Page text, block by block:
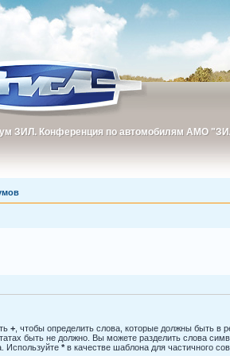
ЗИЛ. Конференция по автомобилям АМО
ЗИЛ. Конференция по автомобилям АМО
+ , чтобы определить слова, которые должны быть в
быть не должно. Вы можете разделить слова
Используйте* в качестве шаблона для частичного